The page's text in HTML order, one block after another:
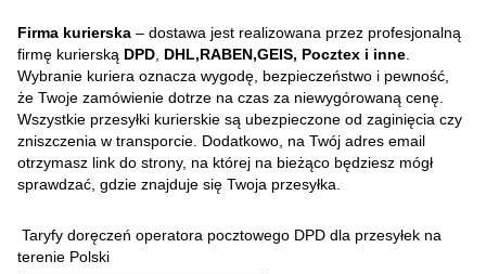
Firma kurierska – dostawa jest realizowana przez profesjonalną
firmę kurierską DPD DHL,RABEN,GEIS, Pocztex i inne
Wybranie kuriera oznacza wygodę, bezpieczeństwo i pewność,
że Twoje zamówienie dotrze na czas za niewygórowaną cenę.
Wszystkie przesyłki kurierskie są ubezpieczone od zaginięcia czy
zniszczenia w transporcie. Dodatkowo, na Twój adres email
otrzymasz link do strony, na której na bieżąco będziesz mógł
sprawdzać, gdzie znajduje się Twoja przesyłka.
Taryfy doręczeń operatora pocztowego DPD dla przesyłek na
terenie Polski